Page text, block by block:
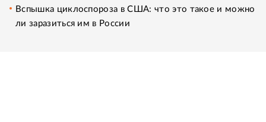
Вспышка циклоспороза в США: что это такое и можно
ли заразиться им в России